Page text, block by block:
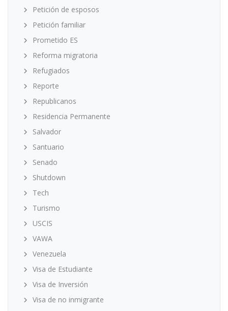
Petición de esposos
Petición familiar
Prometido ES
Reforma migratoria
Refugiados
Reporte
Republicanos
Residencia Permanente
Salvador
Santuario
Senado
Shutdown
Tech
Turismo
USCIS
VAWA
Venezuela
Visa de Estudiante
Visa de Inversión
Visa de no inmigrante